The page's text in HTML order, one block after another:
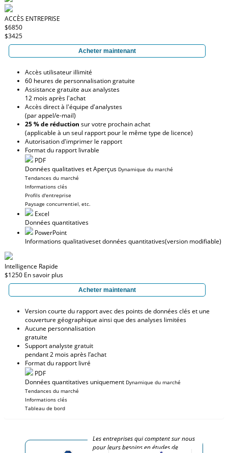
ACCÈS ENTREPRISE
$6850
$3425
Acheter maintenant
Accès utilisateur illimité
60 heures de personnalisation gratuite
Assistance gratuite aux analystes
12 mois après l'achat
Accès direct à l'équipe d'analystes
(par appel/e-mail)
25 % de réduction sur votre prochain achat
(applicable à un seul rapport pour le même type de licence)
Autorisation d'imprimer le rapport
Format du rapport livrable
PDF
Données qualitatives et Aperçus Dynamique du marché
Tendances du marché
Informations clés
Profils d'entreprise
Paysage concurrentiel, etc.
Excel
Données quantitatives
PowerPoint
Informations qualitativeset données quantitatives(version modifiable)
Intelligence Rapide
$1250 En savoir plus
Acheter maintenant
Version courte du rapport avec des points de données clés et une
couverture géographique ainsi que des analyses limitées
Aucune personnalisation
gratuite
Support analyste gratuit
pendant 2 mois après l’achat
Format du rapport livré
PDF
Données quantitatives uniquement Dynamique du marché
Tendances du marché
Informations clés
Tableau de bord
Les entreprises qui comptent sur nous
pour leurs besoins en études de